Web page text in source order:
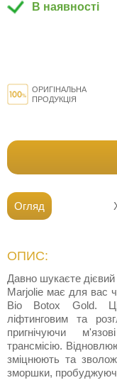
В наявності
ОРИГІНАЛЬНА
ПРОДУКЦІЯ
Огляд
ОПИС:
Давно шукаєте
Marjolie має для вас
Bio Botox Gold. Ці
ліфтинговим та
пригнічуючи
трансмісію.
зміцнюють та
зморшки,